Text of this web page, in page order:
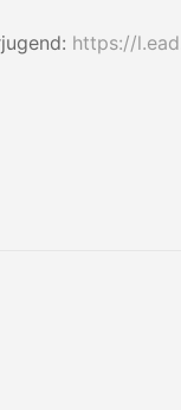
https://